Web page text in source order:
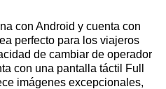
con Android y cuenta con
perfecto para los viajeros
de cambiar de operador
con una pantalla táctil Full
imágenes excepcionales,